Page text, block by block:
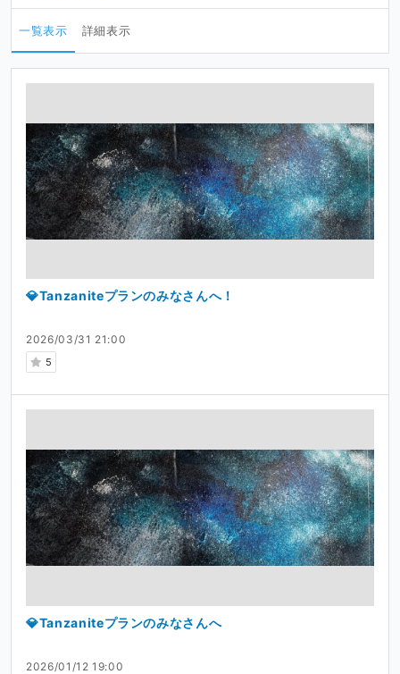
一覧表示 詳細表示
2026/03/31 21:00
5
💎Tanzaniteプランのみなさんへ！
2026/01/12 19:00
💎Tanzaniteプランのみなさんへ